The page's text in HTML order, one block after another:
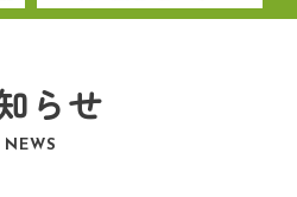
らせ
NEWS